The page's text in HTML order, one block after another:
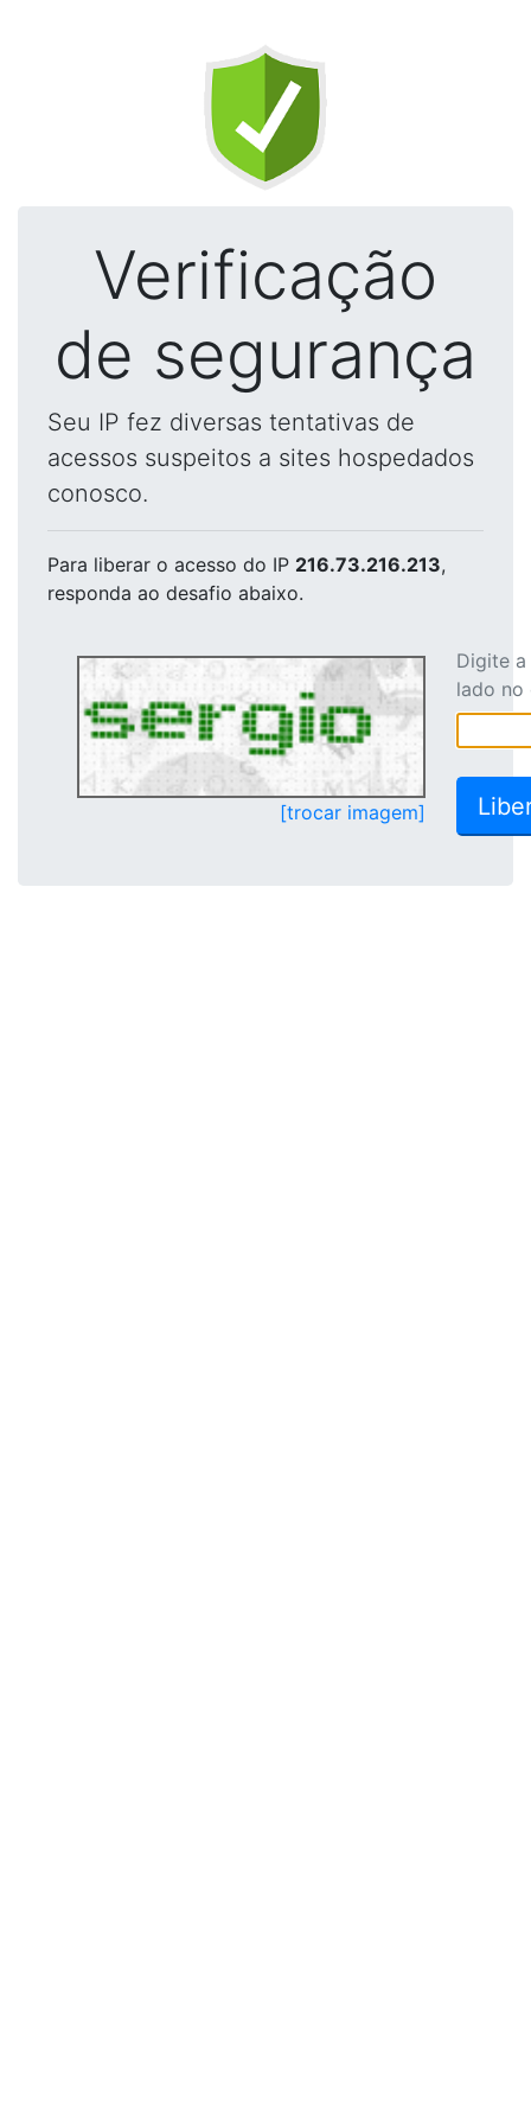
Verificação
de segurança
Seu IP fez diversas tentativas de
acessos suspeitos a sites hospedados
conosco.
Para liberar o acesso do IP 216.73.216.213,
responda ao desafio abaixo.
[trocar imagem]
Digite
lado no